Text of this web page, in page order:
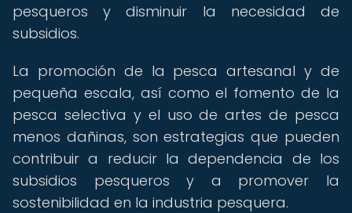
pesqueros y disminuir la necesidad de
subsidios.
La promoción de la pesca artesanal y de
pequeña escala, así como el fomento de la
pesca selectiva y el uso de artes de pesca
menos dañinas, son estrategias que pueden
contribuir a reducir la dependencia de los
subsidios pesqueros y a promover la
sostenibilidad en la industria pesquera.